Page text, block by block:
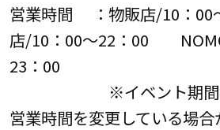
営業時間 ：物販店/10：
店/10：00～22：00
23：00
※イベント期間中
営業時間を変更している場合